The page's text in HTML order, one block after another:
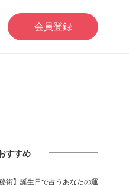
会員登録
すすめ
秘術】誕生日で占うあなたの運